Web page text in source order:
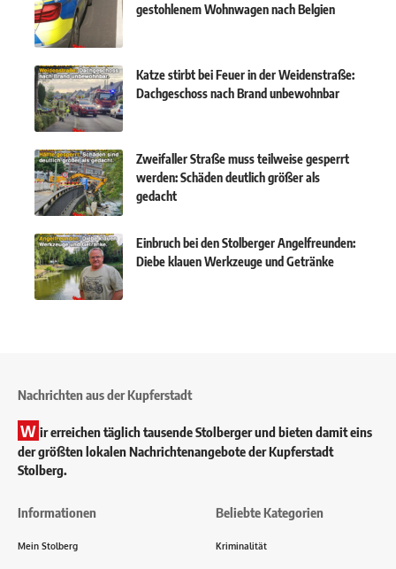
gestohlenem Wohnwagen nach Belgien
Katze stirbt bei Feuer in der Weidenstraße:
Dachgeschoss nach Brand unbewohnbar
Zweifaller Straße muss teilweise gesperrt
werden: Schäden deutlich größer als
gedacht
Einbruch bei den Stolberger Angelfreunden:
Diebe klauen Werkzeuge und Getränke
Nachrichten aus der Kupferstadt
W ir erreichen täglich tausende Stolberger und bieten damit eins
der größten lokalen Nachrichtenangebote der Kupferstadt
Stolberg.
Informationen
Mein Stolberg
Beliebte Kategorien
Kriminalität